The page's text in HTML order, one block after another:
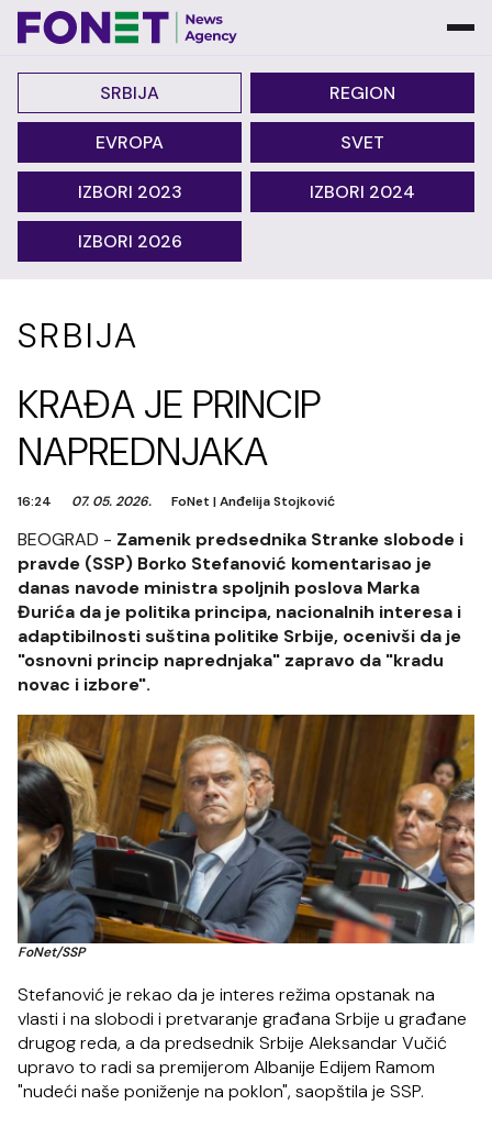
SRBIJA REGION
EVROPA SVET
IZBORI 2023 IZBORI 2024
IZBORI 2026
SRBIJA
KRAĐA JE PRINCIP
NAPREDNJAKA
16:24 07. 05. 2026. FoNet |Anđelija Stojković
BEOGRAD - Zamenik predsednika Stranke slobode i
pravde (SSP) Borko Stefanović komentarisao je
danas navode ministra spoljnih poslova Marka
Đurića da je politika principa, nacionalnih interesa i
adaptibilnosti suština politike Srbije, ocenivši da je
"osnovni princip naprednjaka" zapravo da "kradu
novac i izbore".
FoNet/SSP
Stefanović je rekao da je interes režima opstanak na
vlasti i na slobodi i pretvaranje građana Srbije u građane
drugog reda, a da predsednik Srbije Aleksandar Vučić
upravo to radi sa premijerom Albanije Edijem Ramom
"nudeći naše poniženje na poklon", saopštila je SSP.